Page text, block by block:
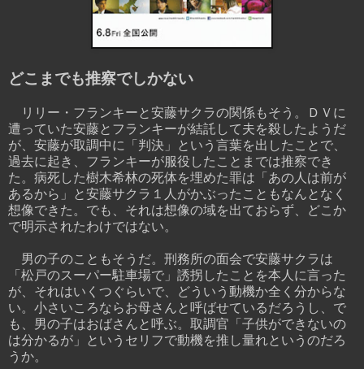
どこまでも推察でしかない
リリー・フランキーと安藤サクラの関係もそう。ＤＶに
遭っていた安藤とフランキーが結託して夫を殺したようだ
が、安藤が取調中に「判決」という言葉を出したことで、
過去に起き、フランキーが服役したことまでは推察でき
た。病死した樹木希林の死体を埋めた罪は「あの人は前が
あるから」と安藤サクラ１人がかぶったこともなんとなく
想像できた。でも、それは想像の域を出ておらず、どこか
で明示されたわけではない。
男の子のこともそうだ。刑務所の面会で安藤サクラは
「松戸のスーパー駐車場で」誘拐したことを本人に言った
が、それはいくつぐらいで、どういう動機か全く分からな
い。小さいころならお母さんと呼ばせているだろうし、で
も、男の子はおばさんと呼ぶ。取調官「子供ができないの
は分かるが」というセリフで動機を推し量れというのだろ
うか。